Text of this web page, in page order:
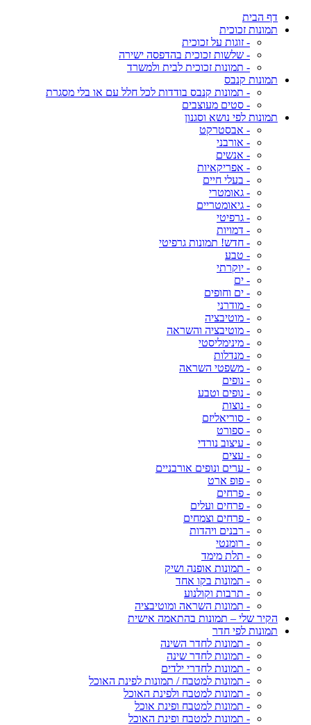
דף הבית
תמונות זכוכית
- זוגות על זכוכית
- שלשות זכוכית בהדפסה ישירה
- תמונות זכוכית לבית ולמשרד
תמונות קנבס
- תמונות קנבס בודדות לכל חלל עם או בלי מסגרת
- סטים מעוצבים
תמונות לפי נושא וסגנון
- אבסטרקט
- אורבני
- אנשים
- אפריקאיות
- בעלי חיים
- גאומטרי
- גיאומטריים
- גרפיטי
- דמויות
- חדש! תמונות גרפיטי
- טבע
- יוקרתי
- ים
- ים וחופים
- מודרני
- מוטיבציה
- מוטיבציה והשראה
- מינימליסטי
- מנדלות
- משפטי השראה
- נופים
- נופים וטבע
- נוצות
- סוריאליזם
- ספורט
- עיצוב נורדי
- עצים
- ערים ונופים אורבניים
- פופ ארט
- פרחים
- פרחים ועלים
- פרחים וצמחים
- רבנים ויהדות
- רומנטי
- תלת מימד
- תמונות אופנה ושיק
- תמונות בקו אחד
- תרבות וקולנוע
- תמונות השראה ומוטיבציה
הקיר שלי – תמונות בהתאמה אישית
תמונות לפי חדר
- תמונות לחדר השינה
- תמונות לחדר שינה
- תמונות לחדרי ילדים
- תמונות למטבח / תמונות לפינת האוכל
- תמונות למטבח ולפינת האוכל
- תמונות למטבח ופינת אוכל
- תמונות למטבח ופינת האוכל